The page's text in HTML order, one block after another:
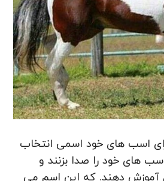
اسب های خود اسمی انتخاب
های خود را صدا بزنند و
آموزش دهند. که این اسم می